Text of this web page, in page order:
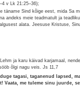
v Lk 21:25–36);
täname Sind kõige eest, mida Sa
andeks meie teadmatult ja
alata. Jeesuse Kristuse,
ja karu käivad karjamaal,
õlgi nagu veis.Js 11,7
tagasi, taganenud lapsed,
Vaata, me tuleme sinu juurde,